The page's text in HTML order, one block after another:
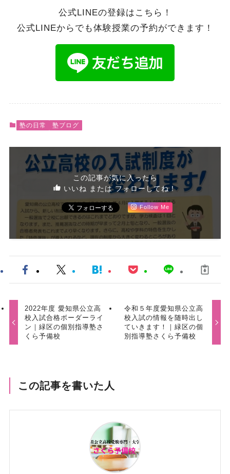
公式LINEの登録はこちら！
公式LINEからでも体験授業の予約ができます！
塾の日常 塾ブログ
この記事が気に入ったら
いいね または フォローしてね！
Follow Me
2022年度 愛知県公立高
校入試合格ボーダーライ
ン｜緑区の個別指導塾さ
くら予備校
令和５年度愛知県公立高
校入試の情報を随時出し
ていきます！｜緑区の個
別指導塾さくら予備校
この記事を書いた人